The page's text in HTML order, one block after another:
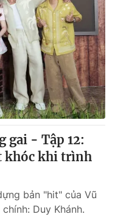
gai - Tập 12:
khóc khi trình
bản "hit" của Vũ
Duy Khánh.